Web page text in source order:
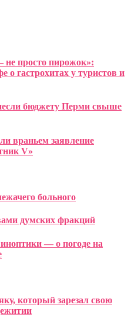
не просто пирожок»:
о гастрохитах у туристов и
бюджету Перми свыше
враньем заявление
V»
больного
думских фракций
— о погоде на
который зарезал свою